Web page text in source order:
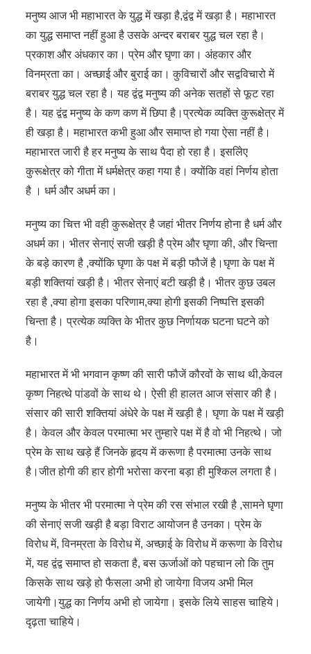
मनुष्य आज भी महाभारत के युद्ध में खड़ा है,द्वंद्व में खड़ा है। महाभारत
का युद्ध समाप्त नहीं हुआ है उसके अन्दर बराबर युद्ध चल रहा है।
प्रकाश और अंधकार का। प्रेम और घृणा का। अंहकार और
विनम्रता का। अच्छाई और बुराई का। कुविचारों और सद्वविचारो में
बराबर युद्ध चल रहा है। यह द्वंद्व मनुष्य की अनेक सतहों से फूट रहा
है। यह द्वंद्व मनुष्य के कण कण में छिपा है।प्रत्येक व्यक्ति कुरूक्षेत्र में
ही खड़ा है। महाभारत कभी हुआ और समाप्त हो गया ऐसा नहीं है।
महाभारत जारी है हर मनुष्य के साथ पैदा हो रहा है। इसलिेए
कुरूक्षेत्र को गीता में धर्मक्षेत्र कहा गया है। क्योंकि वहां निर्णय होता
है । धर्म और अधर्म का।
मनुष्य का चित्त भी वही कुरूक्षेत्र है जहां भीतर निर्णय होना है धर्म और
अधर्म का। भीतर सेनाएं सजी खड़ी है प्रेम और घृणा की, और चिन्ता
के बड़े कारण है ,क्योंकि घृणा के पक्ष में बड़ी फौजें है।घृणा के पक्ष में
बड़ी शक्तियां खड़ी है। भीतर सेनाएं बटी खड़ी है। भीतर कुछ उबल
रहा है ,क्या होगा इसका परिणाम,क्या होगी इसकी निष्पत्ति इसकी
चिन्ता है। प्रत्येक व्यक्ति के भीतर कुछ निर्णायक घटना घटने को
है।
महाभारत में भी भगवान कृष्ण की सारी फौजें कौरवों के साथ थी,केवल
कृष्ण निहत्थे पांडवों के साथ थे। ऐसी ही हालत आज संसार की है।
संसार की सारी शक्तियां अंधेरे के पक्ष में खड़ी है। घृणा के पक्ष में खड़ी
है। केवल और केवल परमात्मा भर तुम्हारे पक्ष में है वो भी निहत्थे। जो
प्रेम के साथ खड़े हैं जिनके हृदय में करूणा है परमात्मा उनके साथ
है।जीत होगी की हार होगी भरोसा करना बड़ा ही मुश्किल लगता है।
मनुष्य के भीतर भी परमात्मा ने प्रेम की रस संभाल रखी है ,सामने घृणा
की सेनाएं सजी खड़ी है बड़ा विराट आयोजन है उनका। प्रेम के
विरोध में, विनम्रता के विरोध में, अच्छाई के विरोध में करूणा के विरोध
में, यह द्वंद्व समाप्त हो सकता है, बस ऊर्जाओं को पहचान लो कि तुम
किसके साथ खड़े हो फैसला अभी हो जायेगा विजय अभी मिल
जायेगी।युद्ध का निर्णय अभी हो जायेगा। इसके लिये साहस चाहिये।
दृढ़ता चाहिये।